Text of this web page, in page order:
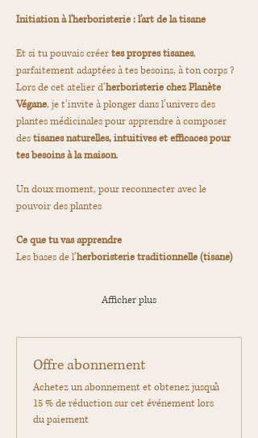
Initiation à l'herboristerie : l’art de la tisane
Et si tu pouvais créer tes propres tisanes,
parfaitement adaptées à tes besoins, à ton corps ?
Lors de cet atelier d’herboristerie chez Planète
Végane, je t’invite à plonger dans l’univers des
plantes médicinales pour apprendre à composer
des tisanes naturelles, intuitives et efficaces pour
tes besoins à la maison.
Un doux moment, pour reconnecter avec le
pouvoir des plantes
Ce que tu vas apprendre
Les bases de l’herboristerie traditionnelle (tisane)
Afficher plus
Offre abonnement
Achetez un abonnement et obtenez jusqu'à
15 % de réduction sur cet événement lors
du paiement